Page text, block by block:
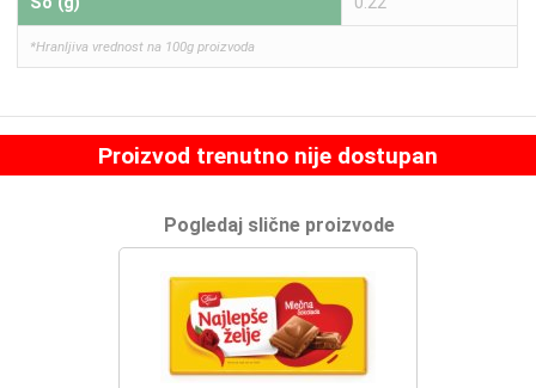
*Hranljiva vrednost na 100g proizvoda
Proizvod trenutno nije dostupan
Pogledaj slične proizvode